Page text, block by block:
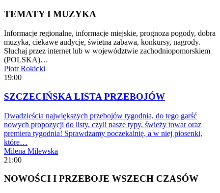
TEMATY I MUZYKA
Informacje regionalne, informacje miejskie, prognoza pogody, dobra
muzyka, ciekawe audycje, świetna zabawa, konkursy, nagrody.
Słuchaj przez internet lub w województwie zachodniopomorskiem
(POLSKA)…
Piotr Rokicki
19:00
SZCZECIŃSKA LISTA PRZEBOJÓW
Dwadzieścia największych przebojów tygodnia, do tego garść
nowych propozycji do listy, czyli nasze typy, świeży towar oraz
premiera tygodnia! Sprawdzamy poczekalnię, a w niej piosenki,
które…
Milena Milewska
21:00
NOWOŚCI I PRZEBOJE WSZECH CZASÓW